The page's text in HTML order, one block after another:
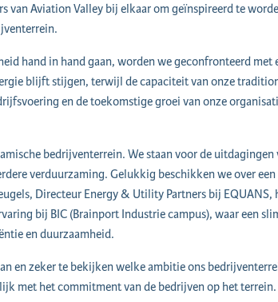
van Aviation Valley bij elkaar om geïnspireerd te
hand in hand gaan, worden we geconfronteerd met
blijft stijgen, terwijl de capaciteit van onze
en de toekomstige groei van onze
bedrijventerrein. We staan voor de uitdagingen
verduurzaming. Gelukkig beschikken we over
Directeur Energy & Utility Partners bij EQUANS,
bij BIC (Brainport Industrie campus), waar een
en duurzaamheid.
en zeker te bekijken welke ambitie ons
met het commitment van de bedrijven op het